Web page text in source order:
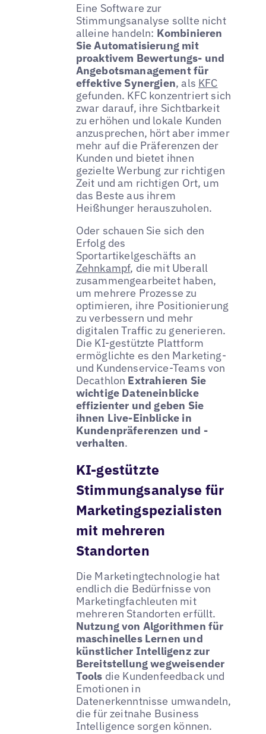
Eine Software zur
Stimmungsanalyse sollte nicht
alleine handeln: Kombinieren
Sie Automatisierung mit
proaktivem Bewertungs- und
Angebotsmanagement für
effektive Synergien, als KFC
gefunden. KFC konzentriert sich
zwar darauf, ihre Sichtbarkeit
zu erhöhen und lokale Kunden
anzusprechen, hört aber immer
mehr auf die Präferenzen der
Kunden und bietet ihnen
gezielte Werbung zur richtigen
Zeit und am richtigen Ort, um
das Beste aus ihrem
Heißhunger herauszuholen.
Oder schauen Sie sich den
Erfolg des
Sportartikelgeschäfts an
Zehnkampf, die mit Uberall
zusammengearbeitet haben,
um mehrere Prozesse zu
optimieren, ihre Positionierung
zu verbessern und mehr
digitalen Traffic zu generieren.
Die KI-gestützte Plattform
ermöglichte es den Marketing-
und Kundenservice-Teams von
Decathlon Extrahieren Sie
wichtige Dateneinblicke
effizienter und geben Sie
ihnen Live-Einblicke in
Kundenpräferenzen und -
verhalten.
KI-gestützte
Stimmungsanalyse für
Marketingspezialisten
mit mehreren
Standorten
Die Marketingtechnologie hat
endlich die Bedürfnisse von
Marketingfachleuten mit
mehreren Standorten erfüllt.
Nutzung von Algorithmen für
maschinelles Lernen und
künstlicher Intelligenz zur
Bereitstellung wegweisender
Tools die Kundenfeedback und
Emotionen in
Datenerkenntnisse umwandeln,
die für zeitnahe Business
Intelligence sorgen können.